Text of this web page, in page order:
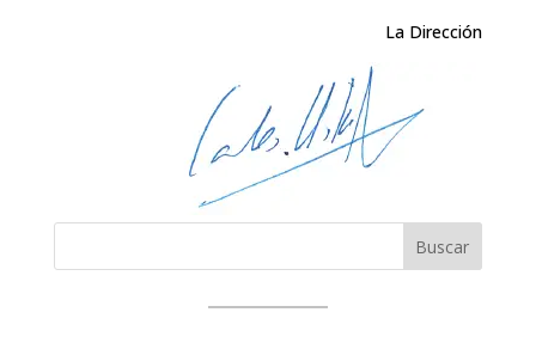
La Dirección
Buscar